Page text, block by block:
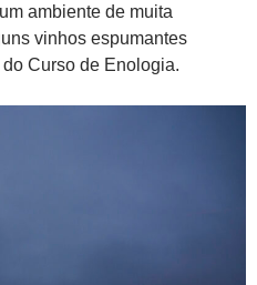
ambiente de muita
vinhos espumantes
Curso de Enologia.